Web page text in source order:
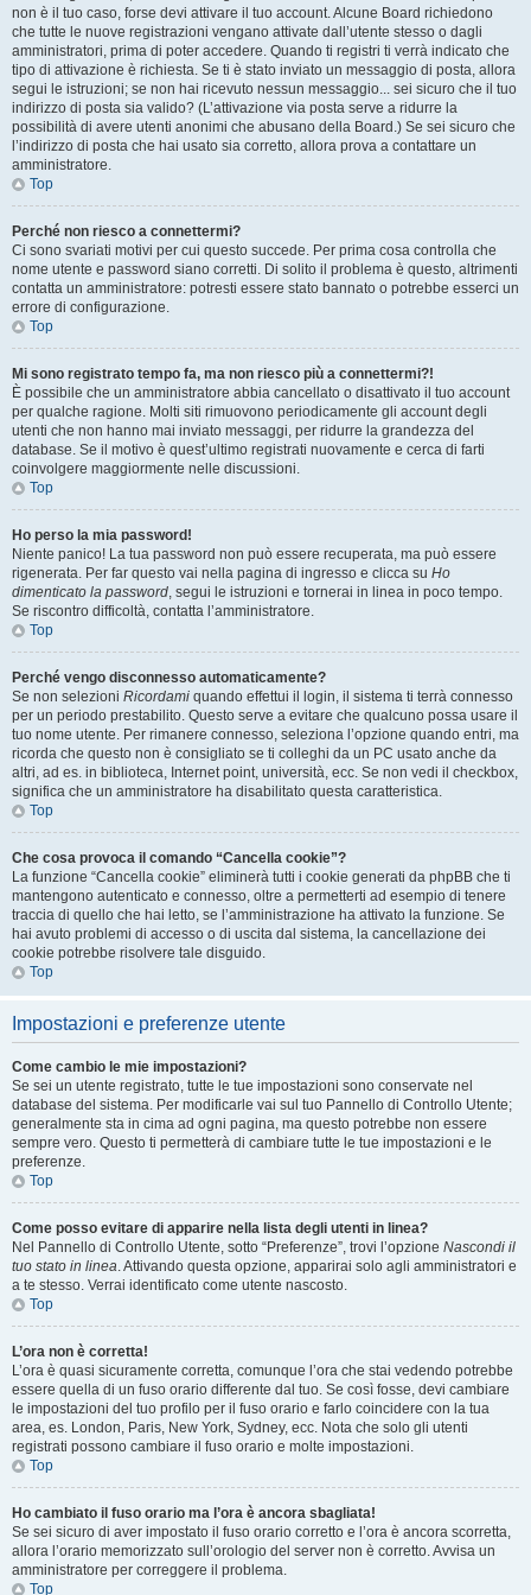
non è il tuo caso, forse devi attivare il tuo account. Alcune Board richiedono
che tutte le nuove registrazioni vengano attivate dall’utente stesso o dagli
amministratori, prima di poter accedere. Quando ti registri ti verrà indicato che
tipo di attivazione è richiesta. Se ti è stato inviato un messaggio di posta, allora
segui le istruzioni; se non hai ricevuto nessun messaggio... sei sicuro che il tuo
indirizzo di posta sia valido? (L’attivazione via posta serve a ridurre la
possibilità di avere utenti anonimi che abusano della Board.) Se sei sicuro che
l’indirizzo di posta che hai usato sia corretto, allora prova a contattare un
amministratore.
Top
Perché non riesco a connettermi?
Ci sono svariati motivi per cui questo succede. Per prima cosa controlla che
nome utente e password siano corretti. Di solito il problema è questo, altrimenti
contatta un amministratore: potresti essere stato bannato o potrebbe esserci un
errore di configurazione.
Top
Mi sono registrato tempo fa, ma non riesco più a connettermi?!
È possibile che un amministratore abbia cancellato o disattivato il tuo account
per qualche ragione. Molti siti rimuovono periodicamente gli account degli
utenti che non hanno mai inviato messaggi, per ridurre la grandezza del
database. Se il motivo è quest’ultimo registrati nuovamente e cerca di farti
coinvolgere maggiormente nelle discussioni.
Top
Ho perso la mia password!
Niente panico! La tua password non può essere recuperata, ma può essere
rigenerata. Per far questo vai nella pagina di ingresso e clicca su Ho
dimenticato la password, segui le istruzioni e tornerai in linea in poco tempo.
Se riscontro difficoltà, contatta l’amministratore.
Top
Perché vengo disconnesso automaticamente?
Se non selezioni Ricordami quando effettui il login, il sistema ti terrà connesso
per un periodo prestabilito. Questo serve a evitare che qualcuno possa usare il
tuo nome utente. Per rimanere connesso, seleziona l’opzione quando entri, ma
ricorda che questo non è consigliato se ti colleghi da un PC usato anche da
altri, ad es. in biblioteca, Internet point, università, ecc. Se non vedi il checkbox,
significa che un amministratore ha disabilitato questa caratteristica.
Top
Che cosa provoca il comando “Cancella cookie”?
La funzione “Cancella cookie” eliminerà tutti i cookie generati da phpBB che ti
mantengono autenticato e connesso, oltre a permetterti ad esempio di tenere
traccia di quello che hai letto, se l’amministrazione ha attivato la funzione. Se
hai avuto problemi di accesso o di uscita dal sistema, la cancellazione dei
cookie potrebbe risolvere tale disguido.
Top
Impostazioni e preferenze utente
Come cambio le mie impostazioni?
Se sei un utente registrato, tutte le tue impostazioni sono conservate nel
database del sistema. Per modificarle vai sul tuo Pannello di Controllo Utente;
generalmente sta in cima ad ogni pagina, ma questo potrebbe non essere
sempre vero. Questo ti permetterà di cambiare tutte le tue impostazioni e le
preferenze.
Top
Come posso evitare di apparire nella lista degli utenti in linea?
Nel Pannello di Controllo Utente, sotto “Preferenze”, trovi l’opzione Nascondi il
tuo stato in linea. Attivando questa opzione, apparirai solo agli amministratori e
a te stesso. Verrai identificato come utente nascosto.
Top
L’ora non è corretta!
L’ora è quasi sicuramente corretta, comunque l’ora che stai vedendo potrebbe
essere quella di un fuso orario differente dal tuo. Se così fosse, devi cambiare
le impostazioni del tuo profilo per il fuso orario e farlo coincidere con la tua
area, es. London, Paris, New York, Sydney, ecc. Nota che solo gli utenti
registrati possono cambiare il fuso orario e molte impostazioni.
Top
Ho cambiato il fuso orario ma l’ora è ancora sbagliata!
Se sei sicuro di aver impostato il fuso orario corretto e l’ora è ancora scorretta,
allora l’orario memorizzato sull’orologio del server non è corretto. Avvisa un
amministratore per correggere il problema.
Top